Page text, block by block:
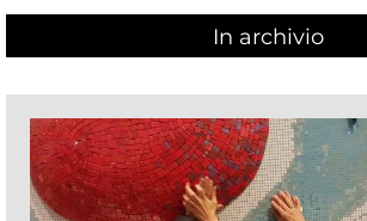
In archivio